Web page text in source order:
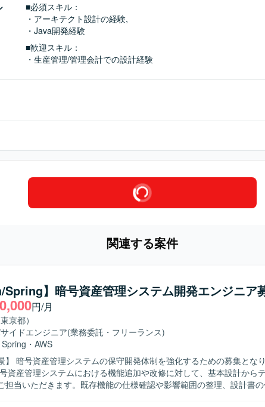
■必須スキル：
・アーキテクト設計の経験,
・Java開発経験
■歓迎スキル：
・生産管理/管理会計での設計経験
関連する案件
Spring】暗号資産管理システム開発エンジニア
円/月
京都）
イドエンジニア(業務委託・フリーランス)
Spring ・ AWS
】 暗号資産管理システムの保守開発体制を強化するための募集となります
資産管理システムにおける機能追加や改修に対して、基本設計から
担当いただきます。既存機能の仕様確認や影響範囲の整理、設計書